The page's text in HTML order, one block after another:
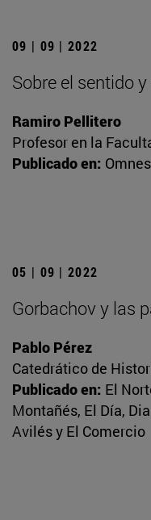
09 | 09 | 2022
Sobre el sentido
Ramiro Pellitero
Profesor en la
Publicado en: Omnes
05 | 09 | 2022
Gorbachov y las
Pablo Pérez
Catedrático de
Publicado en: El
Montañés, El Día,
Avilés y El Comercio